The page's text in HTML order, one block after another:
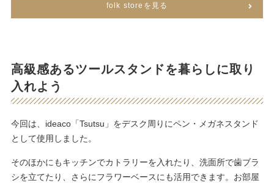
folk storeを見る
高級感あるツールスタンドを暮らしに取り
入れよう
今回は、ideaco「Tsutsu」をデスク周りにペン・メガネスタンド
として使用しました。
そのほかにもキッチンでカトラリーを入れたり、洗面所で歯ブラ
シを立てたり、さらにフラワーベースにも活用できます。お部屋